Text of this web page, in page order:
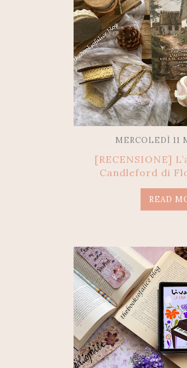
MERCOLEDÌ 11
[RECENSIONE]
Candleford di
READ